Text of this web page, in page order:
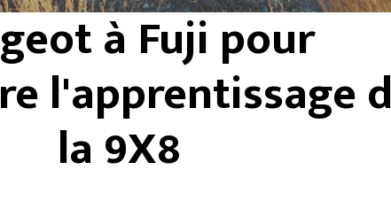
à Fuji pour
l'apprentissage
la 9X8